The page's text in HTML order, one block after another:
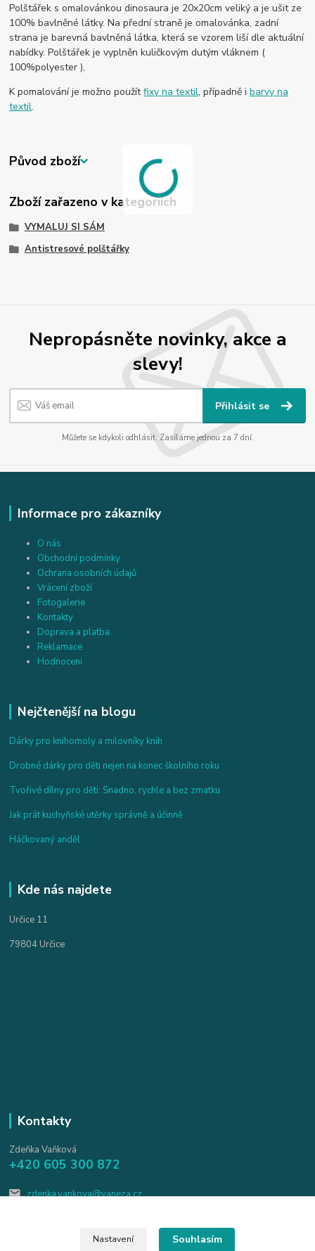
Polštářek s omalovánkou dinosaura je 20x20cm veliký a je ušit ze
100% bavlněné látky. Na přední straně je omalovánka, zadní
strana je barevná bavlněná látka, která se vzorem liší dle aktuální
nabídky. Polštářek je vyplněn kuličkovým dutým vláknem (
100%polyester ),
K pomalování je možno použítfixy na textil, případně ibarvy na
textil.
Původ zboží
Zboží zařazeno v kategoriích
VYMALUJ SI SÁM
Antistresové polštářky
Nepropásněte novinky, akce a
slevy!
Přihlásit se
Můžete se kdykoli odhlásit. Zasíláme jednou za 7 dní.
Informace pro zákazníky
O nás
Obchodní podmínky
Ochrana osobních údajů
Vrácení zboží
Fotogalerie
Kontakty
Doprava a platba
Reklamace
Hodnoceni
Nejčtenější na blogu
Dárky pro knihomoly a milovníky knih
Drobné dárky pro děti nejen na konec školního roku
Tvořivé dílny pro děti: Snadno, rychle a bez zmatku
Jak prát kuchyňské utěrky správně a účinně
Háčkovaný anděl
Kde nás najdete
Určice 11
79804 Určice
Kontakty
Zdeňka Vaňková
+420 605 300 872
zdenka.vankova@vaneza.cz
Nastavení Souhlasím